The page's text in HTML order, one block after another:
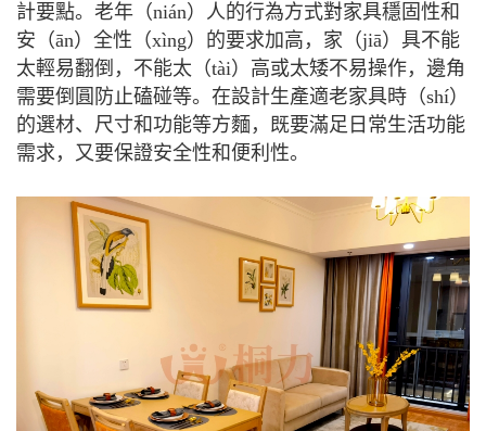
計要點。老年（nián）人的行為方式對家具穩固性和
安（ān）全性（xìng）的要求加高，家（jiā）具不能
太輕易翻倒，不能太（tài）高或太矮不易操作，邊角
需要倒圓防止磕碰等。在設計生產適老家具時（shí）
的選材、尺寸和功能等方麵，既要滿足日常生活功能
需求，又要保證安全性和便利性。